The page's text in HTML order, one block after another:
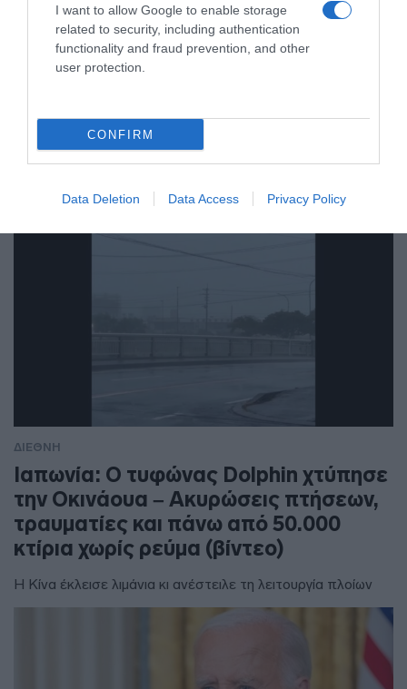
I want to allow Google to enable storage
related to security, including authentication
functionality and fraud prevention, and other
user protection.
CONFIRM
Data Deletion Data Access Privacy Policy
Μαύρη Θάλασσα: Η εμπορική
ναυτιλία στην πρώτη γραμμή ενός
Στο επίκεντρο πλοία, πληρώματα λιμάνια και ενεργειακές
εγκαταστάσεις
ΔΙΕΘΝΗ
Ιαπωνία: Ο τυφώνας Dolphin χτύπησε
την Οκινάουα – Ακυρώσεις πτήσεων,
τραυματίες και πάνω από 50.000
κτίρια χωρίς ρεύμα (βίντεο)
Η Κίνα έκλεισε λιμάνια κι ανέστειλε τη λειτουργία πλοίων